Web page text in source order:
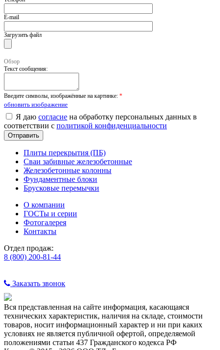
E-mail
Загрузить файл
Обзор
Текст сообщения:
Введите символы, изображённые на картинке: *
обновить изображение
Я даю согласие на обработку персональных данных в
соответствии с политикой конфиденциальности
Плиты перекрытия (ПБ)
Сваи забивные железобетонные
Железобетонные колонны
Фундаментные блоки
Брусковые перемычки
О компании
ГОСТы и серии
Фотогалерея
Контакты
Отдел продаж:
8 (800) 200-81-44
Заказать звонок
Вся представленная на сайте информация, касающаяся
технических характеристик, наличия на складе, стоимости
товаров, носит информационный характер и ни при каких
условиях не является публичной офертой, определяемой
положениями статьи 437 Гражданского кодекса РФ